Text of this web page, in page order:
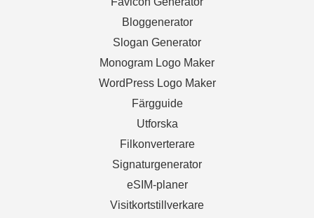
Bloggenerator
Slogan Generator
Monogram Logo Maker
WordPress Logo Maker
Färgguide
Utforska
Filkonverterare
Signaturgenerator
eSIM-planer
Visitkortstillverkare